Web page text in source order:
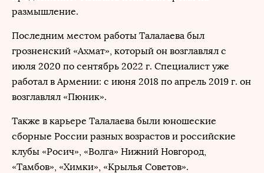
размышление.
Последним местом работы Талалаева был
грозненский «Ахмат», который он возглавлял с
июля 2020 по сентябрь 2022 г. Специалист уже
работал в Армении: с июня 2018 по апрель 2019 г. он
возглавлял «Пюник».
Также в карьере Талалаева были юношеские
сборные России разных возрастов и российские
клубы «Росич», «Волга» Нижний Новгород,
«Тамбов», «Химки», «Крылья Советов».